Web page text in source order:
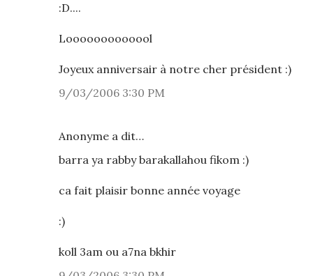
:D....
Looooooooooool
Joyeux anniversair à notre cher président :)
9/03/2006 3:30 PM
Anonyme a dit…
barra ya rabby barakallahou fikom :)
ca fait plaisir bonne année voyage
:)
koll 3am ou a7na bkhir